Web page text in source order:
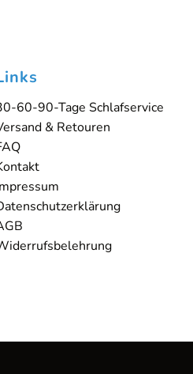
60-90-Tage Schlafservice
& Retouren